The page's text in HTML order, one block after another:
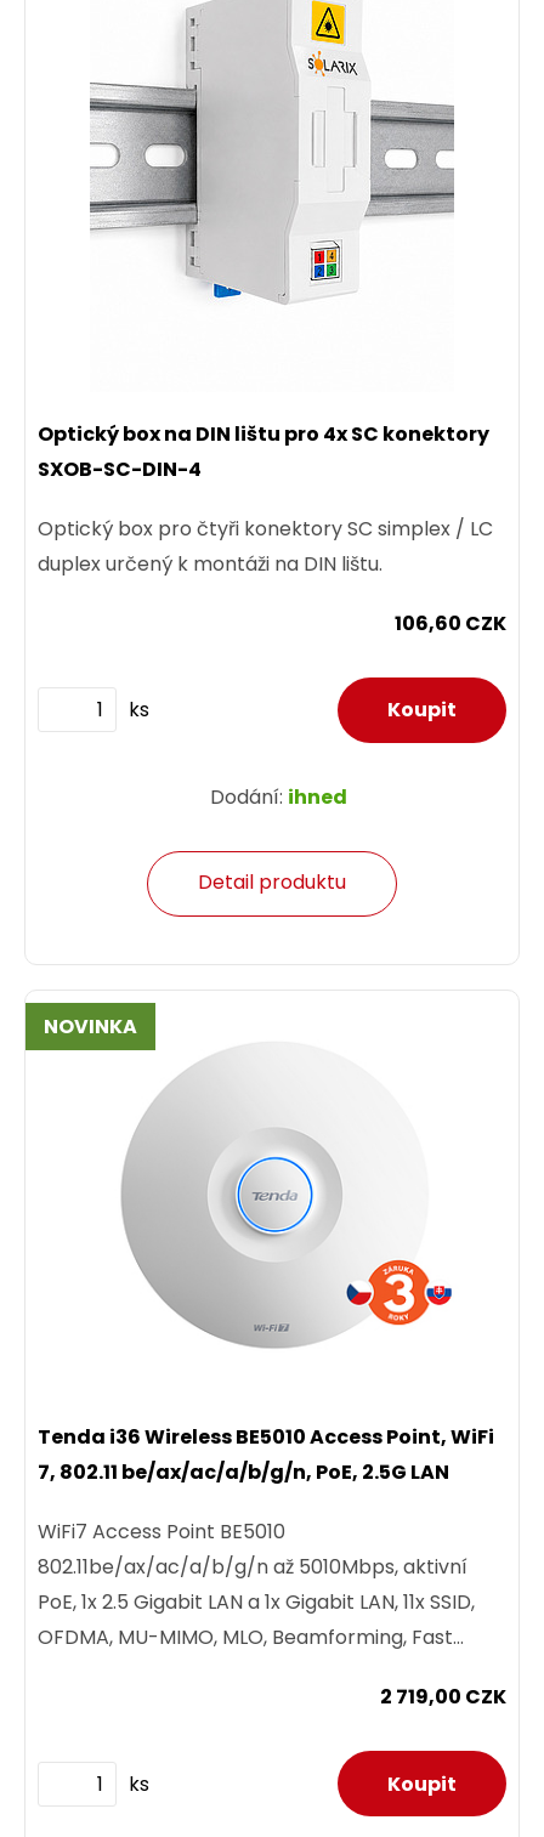
Optický box na DIN lištu pro 4x SC konektory
SXOB-SC-DIN-4
Optický box pro čtyři konektory SC simplex / LC
duplex určený k montáži na DIN lištu.
106,60 CZK
ks
Dodání: ihned
Detail produktu
NOVINKA
Tenda i36 Wireless BE5010 Access Point, WiFi
7, 802.11 be/ax/ac/a/b/g/n, PoE, 2.5G LAN
WiFi7 Access Point BE5010
802.11be/ax/ac/a/b/g/n až 5010Mbps, aktivní
PoE, 1x 2.5 Gigabit LAN a 1x Gigabit LAN, 11x SSID,
OFDMA, MU-MIMO, MLO, Beamforming, Fast
2 719,00 CZK
ks